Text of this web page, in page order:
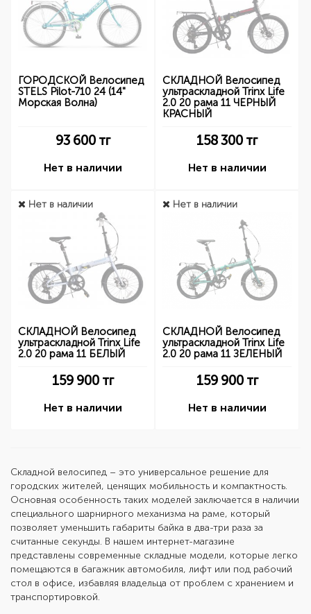
ГОРОДСКОЙ Велосипед
STELS Pilot-710 24 (14"
Морская Волна)
93 600тг
Нет в наличии
СКЛАДНОЙ Велосипед
ультраскладной Trinx Life
2.0 20 рама 11 ЧЕРНЫЙ
КРАСНЫЙ
158 300 тг
Нет в наличии
Нет в наличии
СКЛАДНОЙ Велосипед
ультраскладной Trinx Life
2.0 20 рама 11 БЕЛЫЙ
159 900тг
Нет в наличии
Нет в наличии
СКЛАДНОЙ Велосипед
ультраскладной Trinx Life
2.0 20 рама 11 ЗЕЛЕНЫЙ
159 900тг
Нет в наличии
Складной велосипед – это универсальное решение для
городских жителей, ценящих мобильность и компактность.
Основная особенность таких моделей заключается в наличии
специального шарнирного механизма на раме, который
позволяет уменьшить габариты байка в два-три раза за
считанные секунды. В нашем интернет-магазине
представлены современные складные модели, которые легко
помещаются в багажник автомобиля, лифт или под рабочий
стол в офисе, избавляя владельца от проблем с хранением и
транспортировкой.